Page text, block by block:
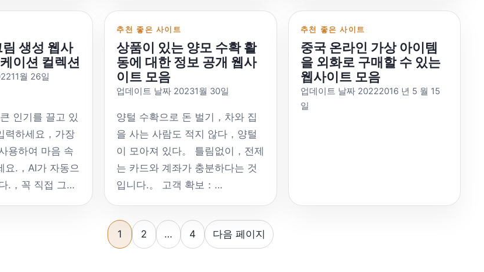
서비스，중국에
WeChat 지불이
와 같은 지불 채
사용하기 편리
서비스를 제공하
이션은 우선 순
습니다.。 대부
에 따라 비용을
니다. 모델 범
https://api.anthropic.com/v1 메
인 모델：클로드 3.5 소네트、클
로드 3 하이쿠 및 기타 웹 경험：
https://clude.ai/ 마이크로소프트
애저 오픈AI：
us/products/ai-
services/openai-service
Microsoft Azure OpenAI 서비스
API URL：
https://.openai.azure.com/ 주요
(Azure 버전) Meta Llama：
https://www.llama.com/products/llama-
TRC20 결제 기능만 제공 텔레그
램 채널：https://t.me/epusdt 텔
레그램 그룹：
https://t.me/epusdt_group
Epusdt 보조 개발 버전(다각형 체
인지지를 증가시킵니다)：
제 검토 네트워
dongbd.com/
비디오가 함께
Cup Review：
이 기
오 컵 컵 컵이 함
홍차
웹사이트 링크: AI 이미지 도구 기
능: 다양한 배경 제거 기능 고품질
이미지 생성 유연한 가격 전략
Remove.photos 웹사이트 링크:
Remove.photos 기능: 배경 자동
제거 다양한 배경 교체 옵션 제공
고해상도 이미지 무료 다운로드
PhotoRoom 웹사이트 링크: 포토
룸 기능: 자동 배경 제거 다양한
편집 옵션 일괄 처리 지원
Remove.bg 웹사이트 링크:
나리오를 지원하고 데스크톱 애플
리케이션을 제공합니다. […]
기존 검색 표시 방법에 더 가깝습
니다.，검색 후 관련사이트 제
공。 빙 AI：
https://www.bing.com/chat 중
국어로 이용 가능，선택언어，과
학적으로 인터넷에 접속해야 할
수도 있습니다。마이크로소프트
가상카드 '해외
드'를 고려해 볼
용카드 수집》。
털 화폐를 수집하
다.，법정화폐
생하게 됩니
드는 합법입니
이용해 국내
금을 인출할 수
이다.。
카드를 신청하는 것은 쉽지 않습
니다.，일부 판매자는 이제 가상
디지털 은행 카드를 제공합니다. |
신용카드는 선택사항입니다.，일
반적으로 신청 기준이 낮습니
다.，KYC(신원 확인) 필요。 가
상카드，디지털 카드는 일반적으
로 물리적인 카드가 없는 카드를
의미합니다.，카드 번호가 CVV인
은행 카드만 제공하세요.，일반적
으로 온라인에서만 섭취할 수 있
부품이 변경될 수 있습니다.，아
래에서는 강조하지 않음。 가상
나 OpenAI는 실제로 ChatGPT와
동일하지 않습니다.，ChatGPT는
미국 OpenAI가 개발한 챗봇 프로
그램입니다.，아마도 OpenAI가
기억하기 더 쉬울 수도 있습니
다.。 다음 구절을 살펴보세요.，
ChatGPT를 소개해달라고 부탁했
생성 웹사
이션 컬렉션
월 26일
인기를 끌고 있
력하세요，가장
용하여 마음 속
요.，AI가 자동으
.，꼭 직접 그릴
moduleApi/ernieVilg
추천 좋은 사이트
상품이 있는 양모 수확 활
동에 대한 정보 공개 웹사
이트 모음
업데이트 날짜 20231월 30일
양털 수확으로 돈 벌기，차와 집
을 사는 사람도 적지 않다，양털
이 모아져 있다。 틀림없이，전제
는 카드와 계좌가 충분하다는 것
입니다.。 고객 확보：
도 중국에서 가장 큰 양모 수집 포
럼일 것입니다.，여기에 팁을 보
내는 사람들이 많이 있습니다.，
추천 좋은 사이트
중국 온라인 가상 아이템
을 외화로 구매할 수 있는
웹사이트 모음
업데이트 날짜 20222016 년 5 월 15
일
1 2 … 4 다음 페이지